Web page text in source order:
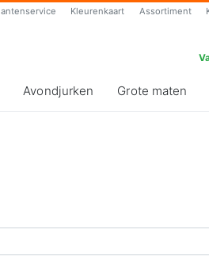
Kleurenkaart Assortiment
Avondjurken Grote maten